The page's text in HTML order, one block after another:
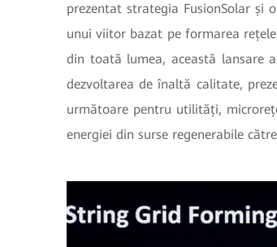
prezentat strategia FusionSolar și
unui viitor bazat pe formarea
din toată lumea, această lansare
dezvoltarea de înaltă calitate,
următoare pentru utilități,
energiei din surse regenerabile